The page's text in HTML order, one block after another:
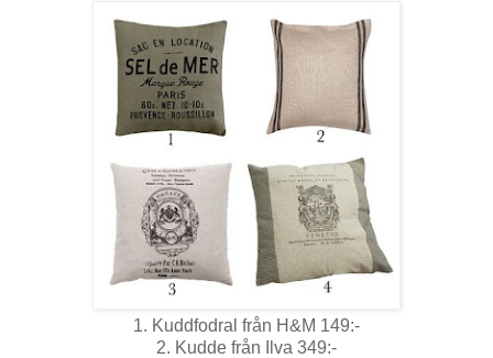
1. Kuddfodral från H&M 149:-
2. Kudde från Ilva 349:-